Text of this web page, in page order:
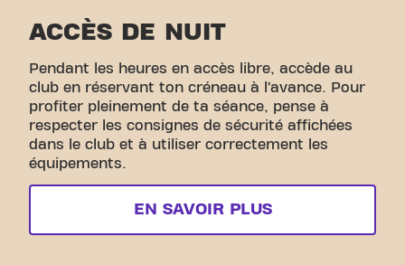
ACCÈS DE NUIT
Pendant les heures en accès libre, accède au
club en réservant ton créneau à l’avance. Pour
profiter pleinement de ta séance, pense à
respecter les consignes de sécurité affichées
dans le club et à utiliser correctement les
équipements.
EN SAVOIR PLUS